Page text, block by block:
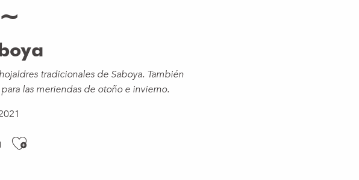
tradicionales de Saboya. También
las meriendas de otoño e invierno.
Ajouter aux favoris